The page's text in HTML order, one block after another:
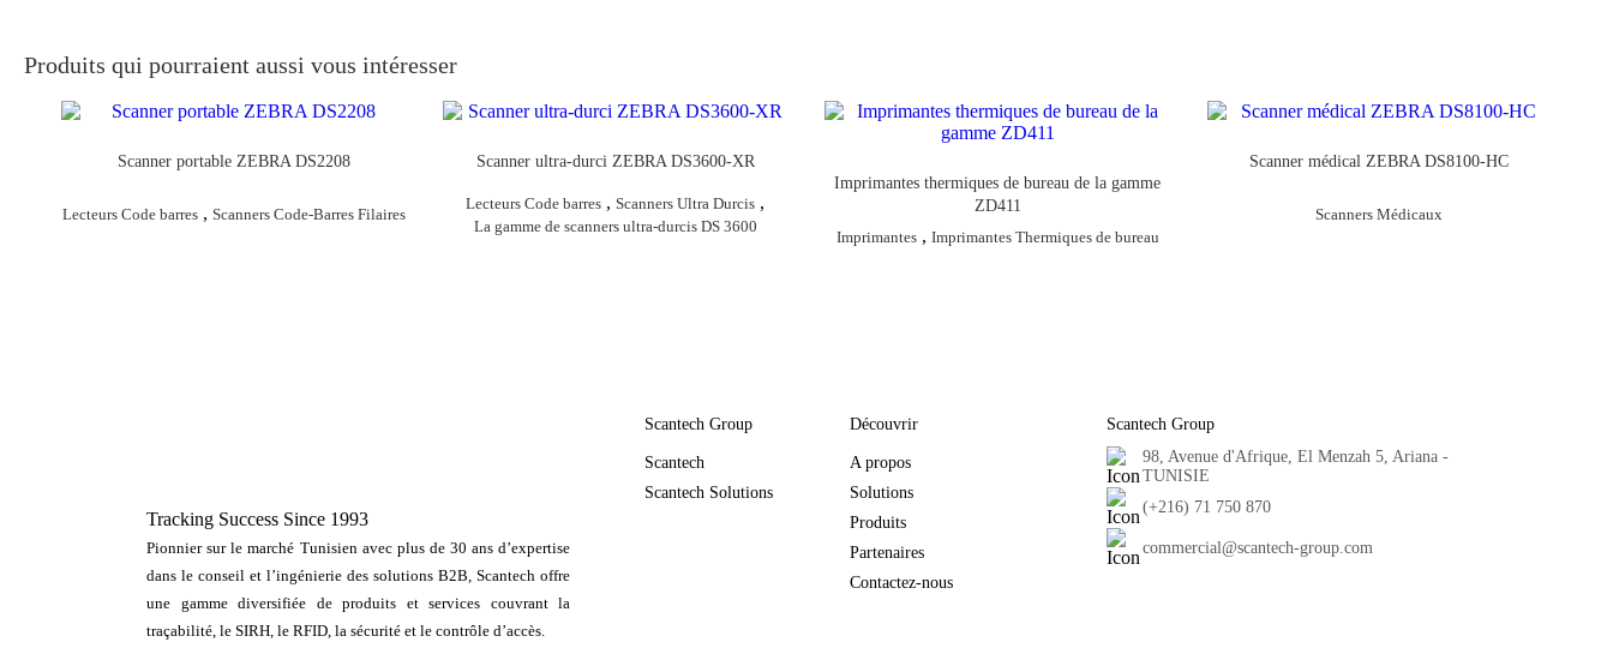
Produits qui pourraient aussi vous intéresser
Scanner portable ZEBRA DS2208
Lecteurs Code barres, Scanners Code-Barres Filaires
Scanner ultra-durci ZEBRA DS3600-XR
Lecteurs Code barres ,Scanners Ultra Durcis ,
La gamme de scanners ultra-durcis DS 3600
Imprimantes thermiques de bureau de la gamme
ZD411
Imprimantes, Imprimantes Thermiques de bureau
Scanner médical ZEBRA DS8100-HC
Scanners Médicaux
Tracking Success Since 1993
Pionnier sur le marché Tunisien avec plus de 30 ans d’expertise
dans le conseil et l’ingénierie des solutions B2B, Scantech offre
une gamme diversifiée de produits et services couvrant la
traçabilité, le SIRH, le RFID, la sécurité et le contrôle d’accès.
Scantech Group
Scantech
Scantech Solutions
Découvrir
A propos
Solutions
Produits
Partenaires
Contactez-nous
Scantech Group
98, Avenue d'Afrique, El Menzah 5, Ariana -
TUNISIE
(+216) 71 750 870
commercial@scantech-group.com